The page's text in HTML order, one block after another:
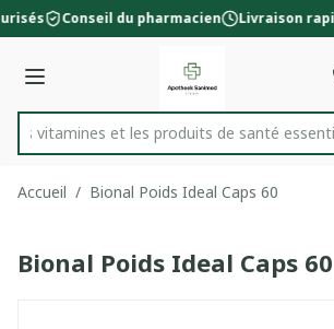
Aller au contenu
1 de 1
Conseil du pharmacien Livraison
Menu
Rechercher
les vitamines et les produits de santé
Accueil / Bional Poids Ideal Caps 60
Bional Poids Ideal Caps 60